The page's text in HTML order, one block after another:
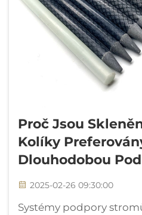
Proč Jsou
Kolíky
Dlouhodobou
2025-02-26 09:30:00
Systémy podpory